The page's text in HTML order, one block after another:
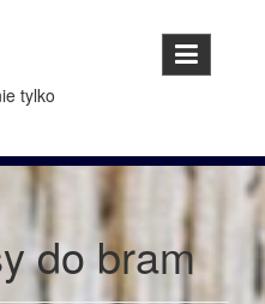
tylko
do bram